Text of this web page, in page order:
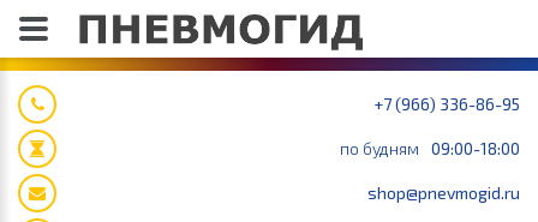
+7 (966) 336-86-95
по будням 09:00-18:00
shop@pnevmogid.ru